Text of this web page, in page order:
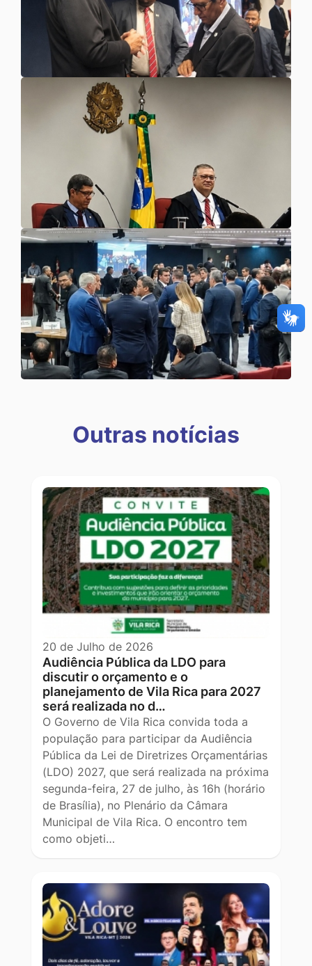
Outras notícias
Outras notícias
20 de Julho de 2026
Audiência Pública da LDO para
discutir o orçamento e o
planejamento de Vila Rica para 2027
será realizada no d…
O Governo de Vila Rica convida toda a
população para participar da Audiência
Pública da Lei de Diretrizes Orçamentárias
(LDO) 2027, que será realizada na próxima
segunda-feira, 27 de julho, às 16h (horário
de Brasília), no Plenário da Câmara
Municipal de Vila Rica. O encontro tem
como objeti…